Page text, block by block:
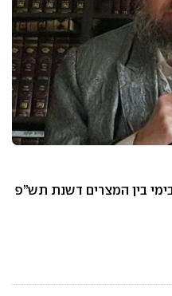
בין המצרים דשנת תש”פ